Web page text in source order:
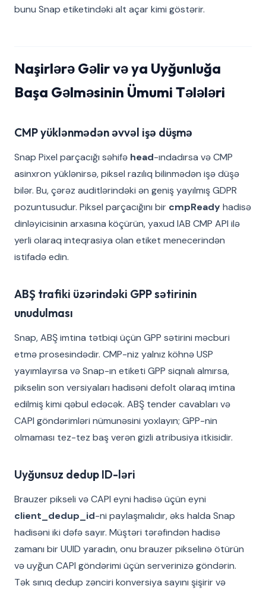
bunu Snap etiketindəki alt açar kimi göstərir.
Naşirlərə Gəlir və ya Uyğunluğa
Başa Gəlməsinin Ümumi Tələləri
CMP yüklənmədən əvvəl işə düşmə
Snap Pixel parçacığı səhifə head-ındadırsa və CMP
asinxron yüklənirsə, piksel razılıq bilinmədən işə düşə
bilər. Bu, çərəz auditlərindəki ən geniş yayılmış GDPR
pozuntusudur. Piksel parçacığını bir cmpReadyhadisə
dinləyicisinin arxasına köçürün, yaxud IAB CMP API ilə
yerli olaraq inteqrasiya olan etiket menecerindən
istifadə edin.
ABŞ trafiki üzərindəki GPP sətirinin
unudulması
Snap, ABŞ imtina tətbiqi üçün GPP sətirini məcburi
etmə prosesindədir. CMP-niz yalnız köhnə USP
yayımlayırsa və Snap-ın etiketi GPP siqnalı almırsa,
pikselin son versiyaları hadisəni defolt olaraq imtina
edilmiş kimi qəbul edəcək. ABŞ tender cavabları və
CAPI göndərimləri nümunəsini yoxlayın; GPP-nin
olmaması tez-tez baş verən gizli atribusiya itkisidir.
Uyğunsuz dedup ID-ləri
Brauzer pikseli və CAPI eyni hadisə üçün eyni
client_dedup_id-ni paylaşmalıdır, əks halda Snap
hadisəni iki dəfə sayır. Müştəri tərəfindən hadisə
zamanı bir UUID yaradın, onu brauzer pikselinə ötürün
və uyğun CAPI göndərimi üçün serverinizə göndərin.
Tək sınıq dedup zənciri konversiya sayını şişirir və